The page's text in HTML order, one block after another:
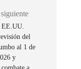
EE.UU.
del
al 1 de
y